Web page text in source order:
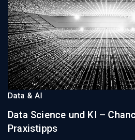
Data & AI
Data Science und KI –
Praxistipps